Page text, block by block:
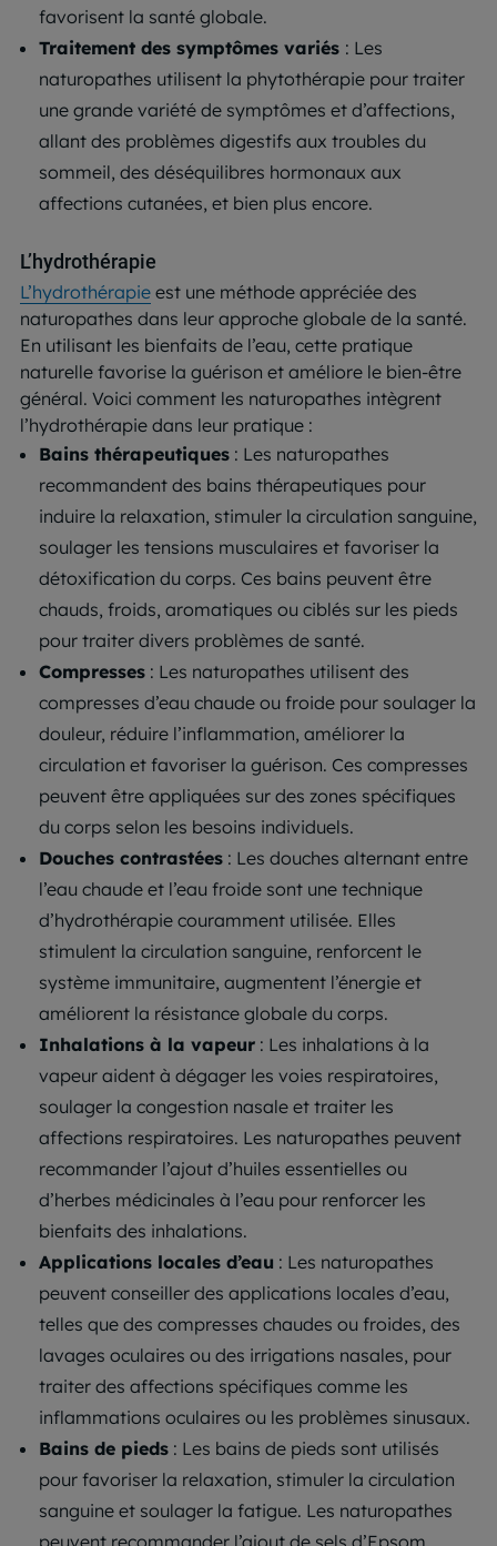
favorisent la santé globale.
Traitement des symptômes variés : Les
naturopathes utilisent la phytothérapie pour traiter
une grande variété de symptômes et d’affections,
allant des problèmes digestifs aux troubles du
sommeil, des déséquilibres hormonaux aux
affections cutanées, et bien plus encore.
L’hydrothérapie
L’hydrothérapie est une méthode appréciée des
naturopathes dans leur approche globale de la santé.
En utilisant les bienfaits de l’eau, cette pratique
naturelle favorise la guérison et améliore le bien-être
général. Voici comment les naturopathes intègrent
l’hydrothérapie dans leur pratique :
Bains thérapeutiques : Les naturopathes
recommandent des bains thérapeutiques pour
induire la relaxation, stimuler la circulation sanguine,
soulager les tensions musculaires et favoriser la
détoxification du corps. Ces bains peuvent être
chauds, froids, aromatiques ou ciblés sur les pieds
pour traiter divers problèmes de santé.
Compresses : Les naturopathes utilisent des
compresses d’eau chaude ou froide pour soulager la
douleur, réduire l’inflammation, améliorer la
circulation et favoriser la guérison. Ces compresses
peuvent être appliquées sur des zones spécifiques
du corps selon les besoins individuels.
Douches contrastées : Les douches alternant entre
l’eau chaude et l’eau froide sont une technique
d’hydrothérapie couramment utilisée. Elles
stimulent la circulation sanguine, renforcent le
système immunitaire, augmentent l’énergie et
améliorent la résistance globale du corps.
Inhalations à la vapeur : Les inhalations à la
vapeur aident à dégager les voies respiratoires,
soulager la congestion nasale et traiter les
affections respiratoires. Les naturopathes peuvent
recommander l’ajout d’huiles essentielles ou
d’herbes médicinales à l’eau pour renforcer les
bienfaits des inhalations.
Applications locales d’eau : Les naturopathes
peuvent conseiller des applications locales d’eau,
telles que des compresses chaudes ou froides, des
lavages oculaires ou des irrigations nasales, pour
traiter des affections spécifiques comme les
inflammations oculaires ou les problèmes sinusaux.
Bains de pieds : Les bains de pieds sont utilisés
pour favoriser la relaxation, stimuler la circulation
sanguine et soulager la fatigue. Les naturopathes
peuvent recommander l’ajout de sels d’Epsom,